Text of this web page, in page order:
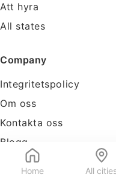
Home All
Att hyra
All states
Company
Integritetspolicy
Om oss
Kontakta oss
Blogg
Tools